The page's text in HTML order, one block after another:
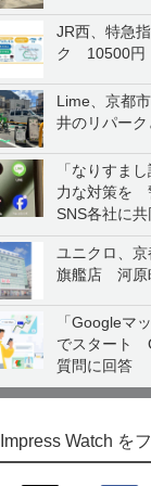
JR西、特急
ク 10500円
Lime、京都
井のリパー
「なりすま
力な対策を
SNS各社に
ユニクロ、
旗艦店 河原
「Googleマ
でスタート
質問に回答
Impress Watch を